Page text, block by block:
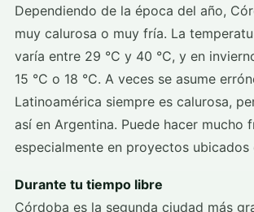
Dependiendo de la época del año,
muy calurosa o muy fría. La
varía entre 29 °C y 40 °C, y en
15 °C o 18 °C. A veces se asume
Latinoamérica siempre es calurosa,
así en Argentina. Puede hacer mucho
especialmente en proyectos ubicados
Durante tu tiempo libre
Córdoba es la segunda ciudad más